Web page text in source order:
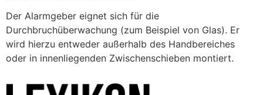
Der Alarmgeber eignet sich für die
Durchbruchüberwachung (zum Beispiel von Glas). Er
wird hierzu entweder außerhalb des Handbereiches
oder in innenliegenden Zwischenschieben montiert.